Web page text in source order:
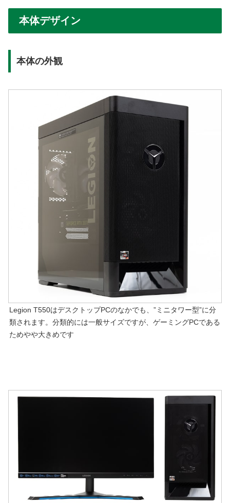
本体デザイン
本体の外観
Legion T550はデスクトップPCのなかでも、”ミニタワー型”に分
類されます。分類的には一般サイズですが、ゲーミングPCである
ためやや大きめです